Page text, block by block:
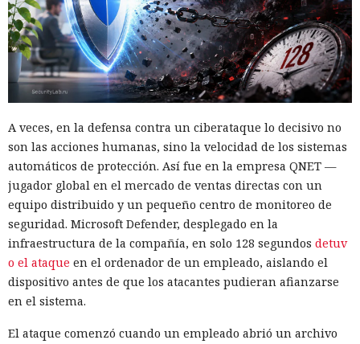
A veces, en la defensa contra un ciberataque lo decisivo no
son las acciones humanas, sino la velocidad de los sistemas
automáticos de protección. Así fue en la empresa QNET —
jugador global en el mercado de ventas directas con un
equipo distribuido y un pequeño centro de monitoreo de
seguridad. Microsoft Defender, desplegado en la
infraestructura de la compañía, en solo 128 segundos detuv
o el ataque en el ordenador de un empleado, aislando el
dispositivo antes de que los atacantes pudieran afianzarse
en el sistema.
El ataque comenzó cuando un empleado abrió un archivo